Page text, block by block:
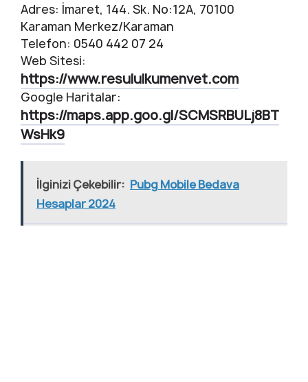
Adres: İmaret, 144. Sk. No:12A, 70100
Karaman Merkez/Karaman
Telefon: 0540 442 07 24
Web Sitesi:
https://www.resululkumenvet.com
Google Haritalar:
https://maps.app.goo.gl/SCMSRBULj8BT
WsHk9
İlginizi Çekebilir: Pubg Mobile Bedava
Hesaplar 2024